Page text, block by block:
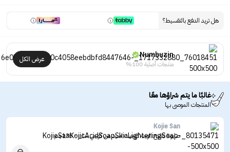
هل تريد الدفع بالتقسيط؟
Numbuzin
منتجات أصلية 100%
عرض الكل
غالبًا ما يتم شراؤها معًا
المنتجات الموصى بها
Kojie San
صابونة تفتيح الوجه كوجيك اسيد من كوجي سان - 135جم